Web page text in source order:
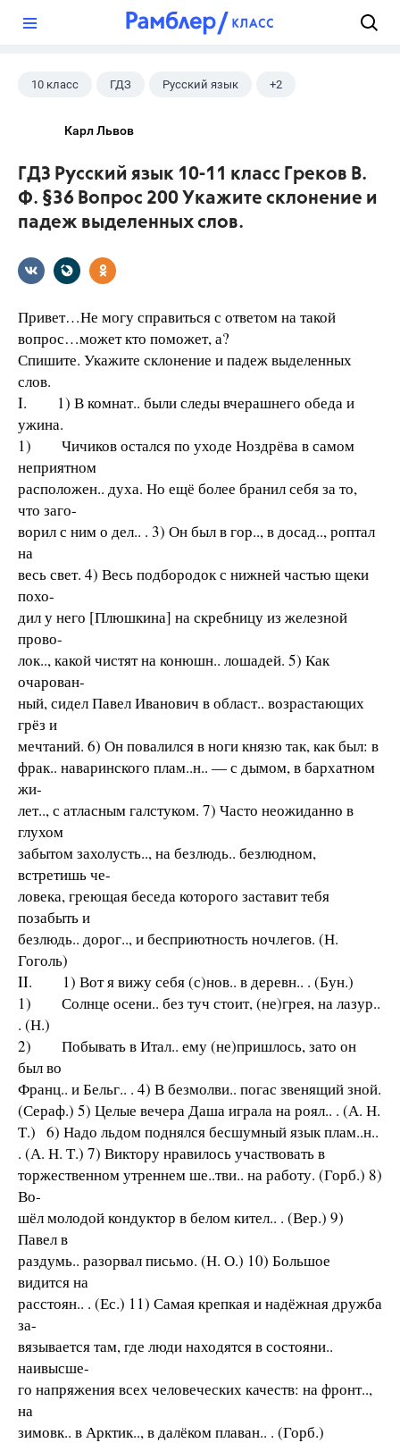
10 класс ГДЗ Русский язык +2
Карл Львов
ГДЗ Русский язык 10-11 класс Греков В.
Ф. §36 Вопрос 200 Укажите склонение и
падеж выделенных слов.
Привет…Не могу справиться с ответом на такой
вопрос…может кто поможет, а?
Спишите. Укажите склонение и падеж выделенных
слов.
I. 1) В комнат.. были следы вчерашнего обеда и
ужина.
1) Чичиков остался по уходе Ноздрёва в самом
неприятном
расположен.. духа. Но ещё более бранил себя за то,
что заго-
ворил с ним о дел.. . 3) Он был в гор.., в досад.., роптал
на
весь свет. 4) Весь подбородок с нижней частью щеки
похо-
дил у него [Плюшкина] на скребницу из железной
прово-
лок.., какой чистят на конюшн.. лошадей. 5) Как
очарован-
ный, сидел Павел Иванович в област.. возрастающих
грёз и
мечтаний. 6) Он повалился в ноги князю так, как был: в
фрак.. наваринского плам..н.. — с дымом, в бархатном
жи-
лет.., с атласным галстуком. 7) Часто неожиданно в
глухом
забытом захолусть.., на безлюдь.. безлюдном,
встретишь че-
ловека, греющая беседа которого заставит тебя
позабыть и
безлюдь.. дорог.., и бесприютность ночлегов. (Н.
Гоголь)
II. 1) Вот я вижу себя (с)нов.. в деревн.. . (Бун.)
1) Солнце осени.. без туч стоит, (не)грея, на лазур..
. (Н.)
2) Побывать в Итал.. ему (не)пришлось, зато он
был во
Франц.. и Бельг.. . 4) В безмолви.. погас звенящий зной.
(Сераф.) 5) Целые вечера Даша играла на роял.. . (А. Н.
Т.) 6) Надо льдом поднялся бесшумный язык плам..н..
. (А. Н. Т.) 7) Виктору нравилось участвовать в
торжественном утреннем ше..тви.. на работу. (Горб.) 8)
Во-
шёл молодой кондуктор в белом кител.. . (Вер.) 9)
Павел в
раздумь.. разорвал письмо. (Н. О.) 10) Большое
видится на
расстоян.. . (Ес.) 11) Самая крепкая и надёжная дружба
за-
вязывается там, где люди находятся в состояни..
наивысше-
го напряжения всех человеческих качеств: на фронт..,
на
зимовк.. в Арктик.., в далёком плаван.. . (Горб.)